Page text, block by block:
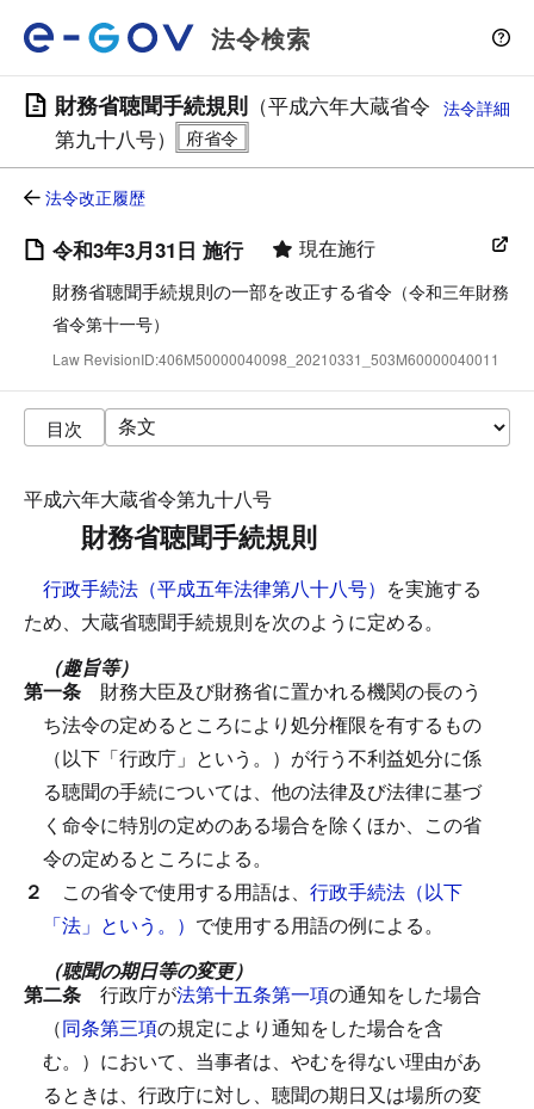
法令検索
財務省聴聞手続規則 （平成六年大蔵省令
第九十八号）
法令詳細
法令改正履歴
令和3年3月31日 施行 現在施行
財務省聴聞手続規則の一部を改正する省令 （令和三年財務
省令第十一号）
Law RevisionID:406M50000040098_20210331_503M60000040011
目次
平成六年大蔵省令第九十八号
財務省聴聞手続規則
行政手続法（平成五年法律第八十八号） を実施する
ため、大蔵省聴聞手続規則を次のように定める。
（趣旨等）
第一条 財務大臣及び財務省に置かれる機関の長のう
ち法令の定めるところにより処分権限を有するもの
（以下「行政庁」という。）が行う不利益処分に係
る聴聞の手続については、他の法律及び法律に基づ
く命令に特別の定めのある場合を除くほか、この省
令の定めるところによる。
２ この省令で使用する用語は、 行政手続法（以下
「法」という。） で使用する用語の例による。
（聴聞の期日等の変更）
第二条 行政庁が法第十五条第一項の通知をした場合
（同条第三項の規定により通知をした場合を含
む。）において、当事者は、やむを得ない理由があ
るときは、行政庁に対し、聴聞の期日又は場所の変